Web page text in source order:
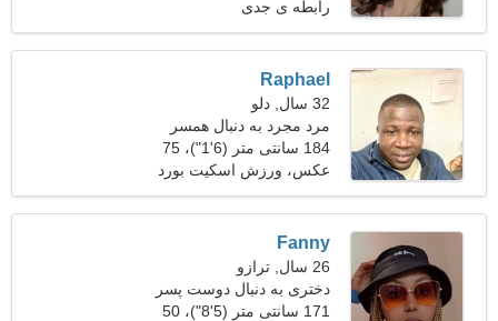
رابطه ی جدی
Raphael
32 سال, دلو
مرد مجرد به دنبال همسر
184 سانتی متر (6'1")، 75
کیلوگرم (165 پوند)
عکس، ورزش اسکیت بورد
Fanny
26 سال, ترازو
دختری به دنبال دوست پسر
29-37
171 سانتی متر (5'8")، 50